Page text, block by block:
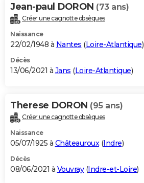
Jean-paul DORON (73 ans)
Créer une cagnotte obsèques
Naissance
22/02/1948 à Nantes (Loire-Atlantique)
Décès
13/06/2021 à Jans (Loire-Atlantique)
Therese DORON (95 ans)
Créer une cagnotte obsèques
Naissance
05/07/1925 à Châteauroux (Indre)
Décès
08/06/2021 à Vouvray(Indre-et-Loire)